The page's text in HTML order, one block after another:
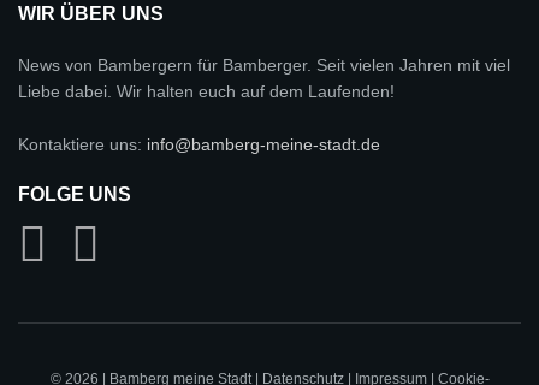
WIR ÜBER UNS
News von Bambergern für Bamberger. Seit vielen Jahren mit viel
Liebe dabei. Wir halten euch auf dem Laufenden!
Kontaktiere uns: info@bamberg-meine-stadt.de
FOLGE UNS
© 2026 | Bamberg meine Stadt | Datenschutz| Impressum| Cookie-